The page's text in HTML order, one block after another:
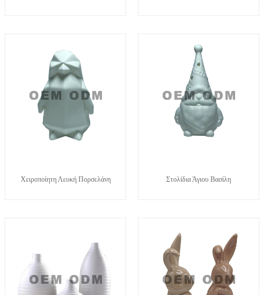
Χειροποίητη Λευκή Πορσελάνη Στολίδια Άγιου Βασίλη